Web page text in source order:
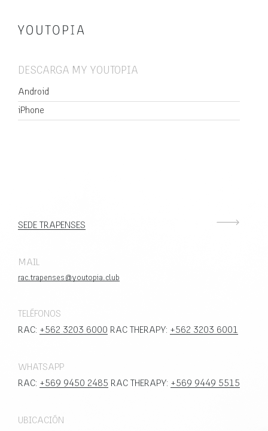
DESCARGA MY YOUTOPIA
Android
iPhone
SEDE TRAPENSES
MAIL
rac.trapenses@youtopia.club
TELÉFONOS
RAC: +562 3203 6000 RAC THERAPY: +562 3203 6001
WHATSAPP
RAC: +569 9450 2485 RAC THERAPY: +569 9449 5515
UBICACIÓN